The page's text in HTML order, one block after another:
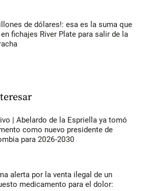
de dólares!: esa es la suma que
fichajes River Plate para salir de la
| Abelardo de la Espriella ya tomó
como nuevo presidente de
para 2026-2030
alerta por la venta ilegal de un
medicamento para el dolor: